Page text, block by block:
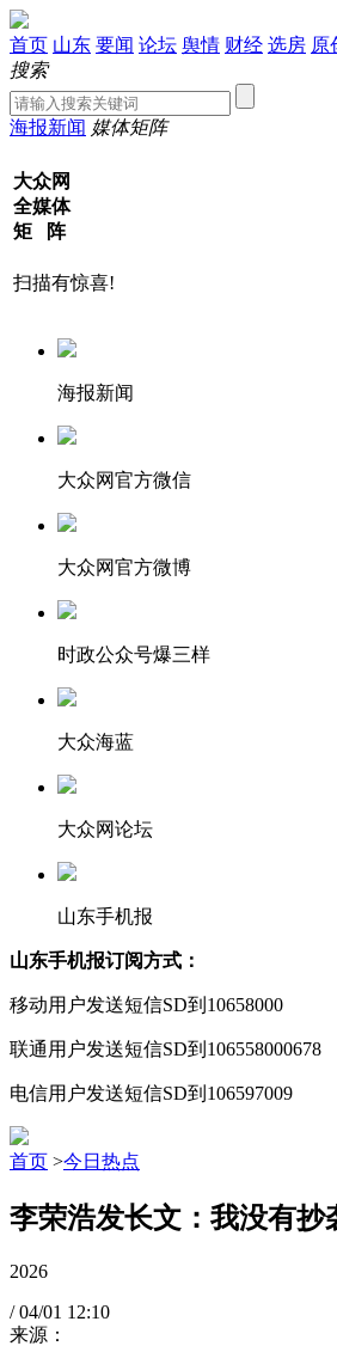
首页 山东 要闻 论坛 舆情 财经 选房 原
搜索
海报新闻 媒体矩阵
大众网
全媒体
矩 阵
扫描有惊喜!
海报新闻
大众网官方微信
大众网官方微博
时政公众号爆三样
大众海蓝
大众网论坛
山东手机报
山东手机报订阅方式：
移动用户发送短信SD到10658000
联通用户发送短信SD到106558000678
电信用户发送短信SD到106597009
首页 >今日热点
李荣浩发长文：我没有
2026
/ 04/01 12:10
来源：